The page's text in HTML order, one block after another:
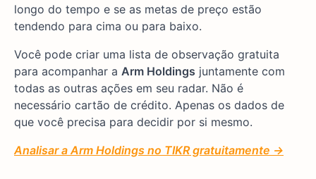
longo do tempo e se as metas de preço estão
tendendo para cima ou para baixo.
Você pode criar uma lista de observação gratuita
para acompanhar a Arm Holdings juntamente com
todas as outras ações em seu radar. Não é
necessário cartão de crédito. Apenas os dados de
que você precisa para decidir por si mesmo.
Analisar a Arm Holdings no TIKR gratuitamente →